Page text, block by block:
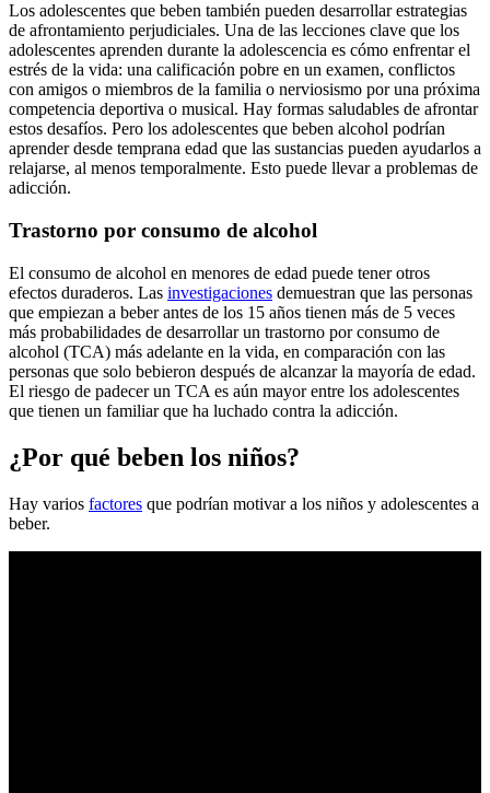
Los adolescentes que beben también pueden desarrollar estrategias
de afrontamiento perjudiciales. Una de las lecciones clave que los
adolescentes aprenden durante la adolescencia es cómo enfrentar el
estrés de la vida: una calificación pobre en un examen, conflictos
con amigos o miembros de la familia o nerviosismo por una próxima
competencia deportiva o musical. Hay formas saludables de afrontar
estos desafíos. Pero los adolescentes que beben alcohol podrían
aprender desde temprana edad que las sustancias pueden ayudarlos a
relajarse, al menos temporalmente. Esto puede llevar a problemas de
adicción.
Trastorno por consumo de alcohol
El consumo de alcohol en menores de edad puede tener otros
efectos duraderos. Las investigaciones demuestran que las personas
que empiezan a beber antes de los 15 años tienen más de 5 veces
más probabilidades de desarrollar un trastorno por consumo de
alcohol (TCA) más adelante en la vida, en comparación con las
personas que solo bebieron después de alcanzar la mayoría de edad.
El riesgo de padecer un TCA es aún mayor entre los adolescentes
que tienen un familiar que ha luchado contra la adicción.
¿Por qué beben los niños?
Hay varios factores que podrían motivar a los niños y adolescentes a
beber.